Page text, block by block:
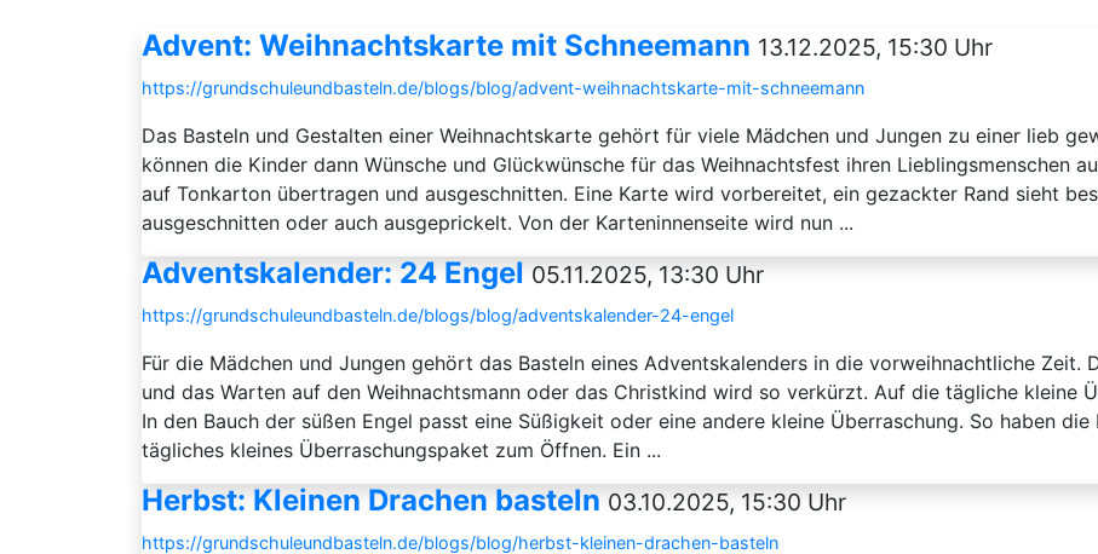
Advent: Weihnachtskarte mit Schneemann 13.12.2025, 15:30 Uhr
https://grundschuleundbasteln.de/blogs/blog/advent-weihnachtskarte-mit-schneemann
Das Basteln und Gestalten einer Weihnachtskarte gehört für viele Mädchen und Jungen zu einer lieb
können die Kinder dann Wünsche und Glückwünsche für das Weihnachtsfest ihren Lieblingsmenschen
auf Tonkarton übertragen und ausgeschnitten. Eine Karte wird vorbereitet, ein gezackter Rand sieht
ausgeschnitten oder auch ausgeprickelt. Von der Karteninnenseite wird nun ...
Adventskalender: 24 Engel 05.11.2025, 13:30 Uhr
https://grundschuleundbasteln.de/blogs/blog/adventskalender-24-engel
Für die Mädchen und Jungen gehört das Basteln eines Adventskalenders in die vorweihnachtliche Zeit.
und das Warten auf den Weihnachtsmann oder das Christkind wird so verkürzt. Auf die tägliche kleine
In den Bauch der süßen Engel passt eine Süßigkeit oder eine andere kleine Überraschung. So haben
tägliches kleines Überraschungspaket zum Öffnen. Ein ...
Herbst: Kleinen Drachen basteln 03.10.2025, 15:30 Uhr
https://grundschuleundbasteln.de/blogs/blog/herbst-kleinen-drachen-basteln